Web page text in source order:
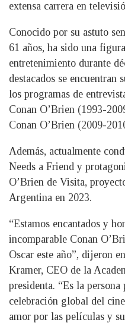
extensa carrera en
Conocido por su astuto
61 años, ha sido una
entretenimiento durante
destacados se encuentran
los programas de
Conan O’Brien (1993-
Conan O’Brien (2009-
Además, actualmente
Needs a Friend y
O’Brien de Visita,
Argentina en 2023.
“Estamos encantados y
incomparable Conan
Oscar este año”, dijeron
Kramer, CEO de la
presidenta. “Es la
celebración global del
amor por las películas y